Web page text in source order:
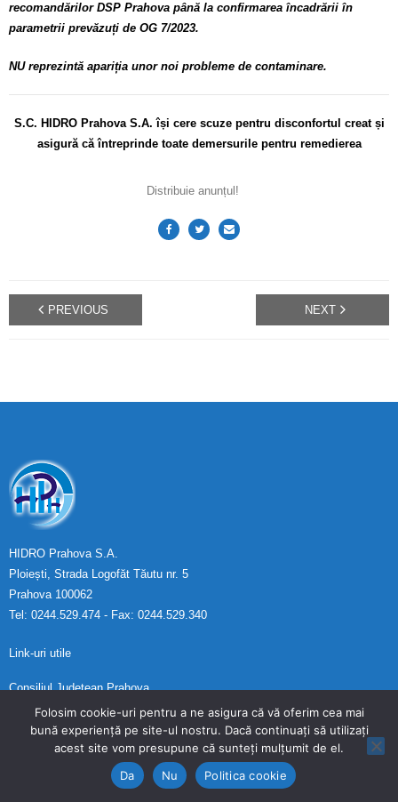
recomandărilor DSP Prahova până la confirmarea încadrării în
parametrii prevăzuți de OG 7/2023.
NU reprezintă apariția unor noi probleme de contaminare.
S.C. HIDRO Prahova S.A. își cere scuze pentru disconfortul creat și
asigură că întreprinde toate demersurile pentru remedierea
Distribuie anunțul!
PREVIOUS NEXT
HIDRO Prahova S.A.
Ploiești, Strada Logofăt Tăutu nr. 5
Prahova 100062
Tel: 0244.529.474 - Fax: 0244.529.340
Link-uri utile
Consiliul Județean Prahova
Ministerul Mediului
A.N.R.S.C.
Ministerului Investițiilor și Proiectelor Europene
Folosim cookie-uri pentru a ne asigura că vă oferim cea mai
bună experiență pe site-ul nostru. Dacă continuați să utilizați
acest site vom presupune că sunteți mulțumit de el.
Da
Nu Politica cookie